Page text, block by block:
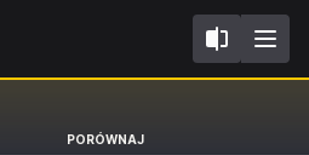
PORÓWNAJToyota Prius